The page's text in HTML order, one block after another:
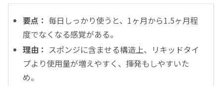
要点： 毎日しっかり使うと、1ヶ月から1.5ヶ月程
度でなくなる感覚がある。
理由： スポンジに含ませる構造上、リキッドタイ
プより使用量が増えやすく、揮発もしやすいた
め。